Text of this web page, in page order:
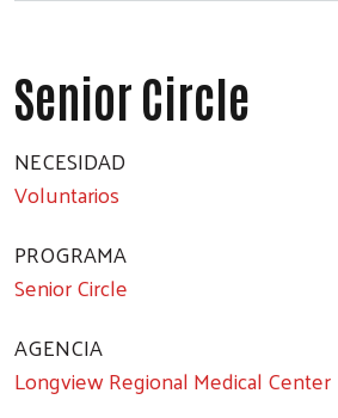
Senior Circle
NECESIDAD
Voluntarios
PROGRAMA
Senior Circle
AGENCIA
Longview Regional Medical Center